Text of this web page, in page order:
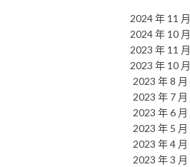
2024 年 11 月
2024 年 10 月
2023 年 11 月
2023 年 10 月
2023 年 8 月
2023 年 7 月
2023 年 6 月
2023 年 5 月
2023 年 4 月
2023 年 3 月